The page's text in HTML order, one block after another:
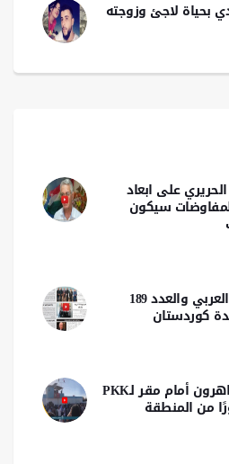
بحياة لاجئ وزوجته
على ابعاد
سيكون
صدور العدد 648 القسم العربي والعدد 189
كوردستان
أهالي ناحية سنون يتظاهرون أمام مقر لـPKK
من المنطقة